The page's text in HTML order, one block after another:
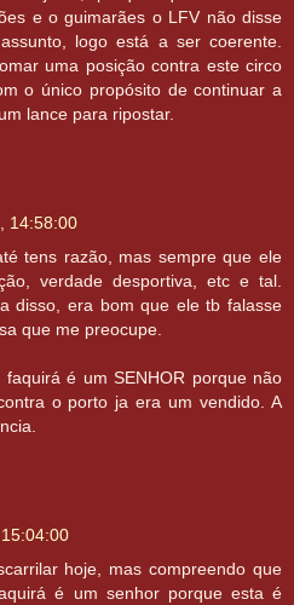
e o guimarães o LFV não disse
logo está a ser coerente.
uma posição contra este circo
o único propósito de continuar a
lance para ripostar.
14:58:00
tens razão, mas sempre que ele
verdade desportiva, etc e tal.
disso, era bom que ele tb falasse
que me preocupe.
é um SENHOR porque não
o porto ja era um vendido. A
hoje, mas compreendo que
é um senhor porque esta é